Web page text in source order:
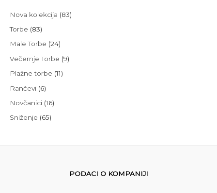
Nova kolekcija (83)
Torbe (83)
Male Torbe (24)
Večernje Torbe (9)
Plažne torbe (11)
Rančevi (6)
Novčanici (16)
Sniženje (65)
PODACI O KOMPANIJI